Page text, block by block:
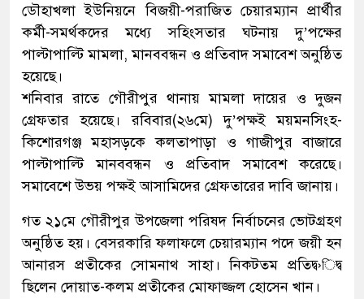
ডৌহাখলা ইউনিয়নে বিজয়ী-পরাজিত চেয়ারম্যান প্রার্থীর
কর্মী-সমর্থকদের মধ্যে সহিংসতার ঘটনায় দু’পক্ষের
পাল্টাপাল্টি মামলা, মানববন্ধন ও প্রতিবাদ সমাবেশ অনুষ্ঠিত
হয়েছে।
শনিবার রাতে গৌরীপুর থানায় মামলা দায়ের ও দুজন
গ্রেফতার হয়েছে। রবিবার(২৬মে) দু’পক্ষই ময়মনসিংহ-
কিশোরগঞ্জ মহাসড়কে কলতাপাড়া ও গাজীপুর বাজারে
পাল্টাপাল্টি মানববন্ধন ও প্রতিবাদ সমাবেশ করেছে।
সমাবেশে উভয় পক্ষই আসামিদের গ্রেফতারের দাবি জানায়।
গত ২১মে গৌরীপুর উপজেলা পরিষদ নির্বাচনের ভোটগ্রহণ
অনুষ্ঠিত হয়। বেসরকারি ফলাফলে চেয়ারম্যান পদে জয়ী হন
আনারস প্রতীকের সোমনাথ সাহা। নিকটতম প্রতিদ্ব›িদ্ব
ছিলেন দোয়াত-কলম প্রতীকের মোফাজ্জল হোসেন খান।